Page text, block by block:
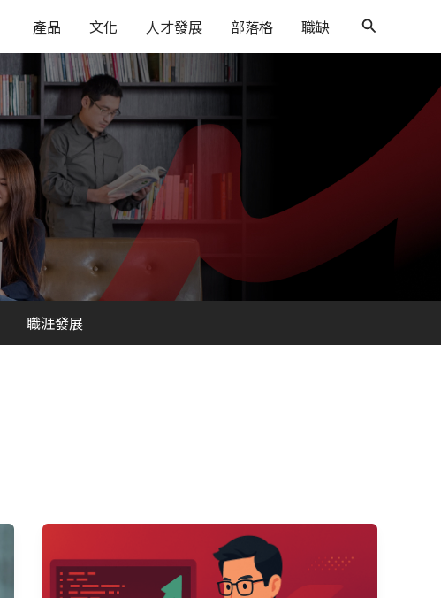
產品 文化 人才發展 部落格 職缺
搜
尋
職涯發展
工
程